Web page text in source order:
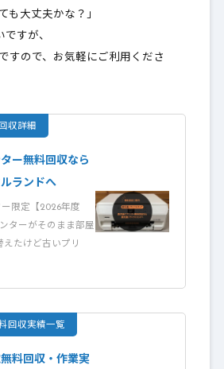
も大丈夫かな？」
ですが、
ですので、お気軽にご利用くださ
収詳細
ー無料回収なら
ランドへ
ー限定【2026年度
ターがそのまま部屋
えたけど古いプリ
回収実績一覧
料回収・作業実